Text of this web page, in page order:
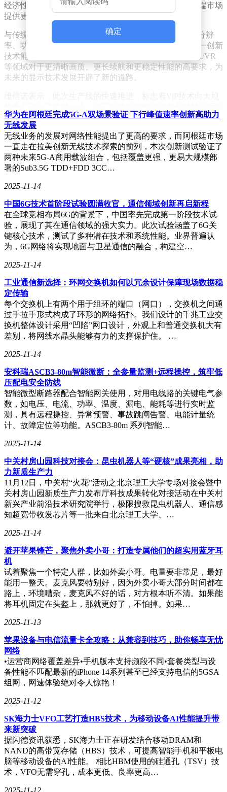
经济性，为平板、笔记本电脑、车载显示等中大尺寸高端市场
提供更加优质的解决方案。
与传统FMM AMOLED面板相比，ViP AMOLED面板在分辨
率、功耗、寿命等关键性能指标上实现了显著突破。这一创新
技术能够满足智能手机、笔记本电脑、车载显示以及AR/VR
等领域对于更清晰画质、更长续航和更稳定性能的高要求，为
未来的显示技术发展开辟了新的道路。
市场的领先地位，还将为推动中国显示产业的创新发展注入强
劲动力。
确定
华为在阿根廷完成5G-A双场景验证 下行峰值速率创新高助力
无线发展
无线业务的发展对网络性能提出了更高的要求，而阿根廷市场
一直走在拉美创新无线技术探索的前列，本次创新测试验证了
两种未来5G-A商用载波组合，包括覆盖更强，更易大规模部
署的Sub3.5G TDD+FDD 3CC…
2025-11-14
中国6G技术首阶段试验圆满收官，通信领域创新再启新程
在全球竞相布局6G的背景下，中国率先完成第一阶段技术试
验，展现了其在通信领域的强大实力。此次试验涵盖了6G关
键核心技术，测试了多种潜在技术和系统性能。业界普遍认
为，6G网络将实现地面与卫星通信的融合，构建空…
2025-11-14
工业通信新选择：环网交换机如何以冗余设计保障现场数据稳
定传输
每个交换机上有两个用于组环的端口（网口），交换机之间通
过手拉手形式构成了环形的网络拓扑。我们设计的千兆工业交
换机整体设计采用“凹陷”网口设计，外观上和普通交换机大有
差别，将网线水晶头能够有力的支撑保护住。 …
2025-11-14
安科瑞ASCB3-80m智能微断：全参量监测+远程操控，筑牢低
压配电安全防线
智能微型断路器配合智能网关使用，对用电线路的关键电气参
数，如电压、电流、功率、温度、漏电、能耗等进行实时监
测，具有远程操控、异常预警、事故跳闸告警、电能计量统
计、故障定位等功能。ASCB3-80m 系列智能…
2025-11-14
中关村房山园科技对接会：昆虫机器人等“硬核”成果亮相，助
力新质生产力
11月12日，中关村“火花”活动之北京理工大学专场对接会暨中
关村房山园新质生产力发布厅科技成果转化对接活动在中关村
新兴产业前沿技术研究院举行，极限搜救昆虫机器人、通信感
知超宽带收发芯片等一批来自北京理工大学、…
2025-11-14
避开苹果锋芒，聚焦外卖小哥：打造专属他们的超实用蓝牙耳
机
试着聚焦一个特定人群，比如外卖小哥。电量要非常足，最好
能用一整天。麦克风要特别好，因为外卖小哥大部分时间都在
路上，环境嘈杂，麦克风不好的话，对方根本听不清。如果能
将耳机固定在头盔上，那就更好了，不怕掉。如果…
2025-11-13
苹果设备与电信流量卡全攻略：从兼容到技巧，助你畅享无忧
网络
•运营商网络覆盖差异•手机版本支持频段不同•套餐类型与设
备性能不匹配最新的iPhone 14系列甚至已经支持电信的5GSA
组网，网速体验绝对令人惊艳！
2025-11-12
SK海力士VFO工艺打造HBS技术，为移动设备AI性能提升带
来新突破
据闪德资讯获悉，SK海力士正在研发结合移动DRAM和
NAND的高带宽存储（HBS）技术，可提高智能手机和平板电
脑等移动设备的AI性能。 相比HBM使用的硅通孔（TSV）技
术，VFO无需穿孔，成本更低、良率更高…
2025-11-12